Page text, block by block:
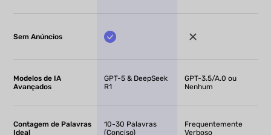
Sem Anúncios
Modelos de IA
Avançados
GPT-5 & DeepSeek
R1
GPT-3.5/A.0 ou
Nenhum
Contagem de Palavras
Ideal
10-30 Palavras
(Conciso)
Frequentemente
Verboso